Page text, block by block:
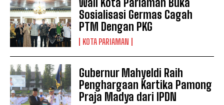
Wali Kota Pariaman Buka
Sosialisasi Germas Cagah
PTM Dengan PKG
KOTA PARIAMAN
Gubernur Mahyeldi Raih
Penghargaan Kartika Pamong
Praja Madya dari IPDN